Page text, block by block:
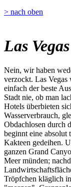
> nach oben
Las Vegas
Nein, wir haben
verzockt. Las
einfach der beste
Stadt nie, ob man
Hotels überbieten
Wasserverbrauch,
Obdachlosen durch
beginnt eine absolut
Kakteen gedeihen.
ganzen Grand
Meer münden;
Tröpfchen kläglich